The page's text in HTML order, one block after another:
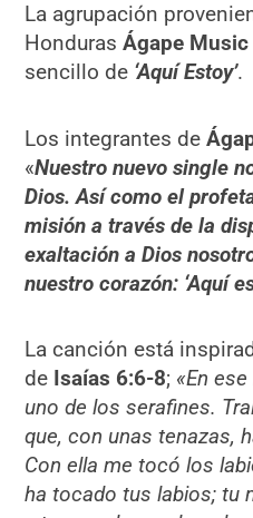
La agrupación
HondurasÁgape Music
sencillo de ‘Aquí Estoy’.
Los integrantes de
«Nuestro nuevo single
Dios. Así como el
misión a través de la
exaltación a Dios
nuestro corazón: ‘Aquí
La canción está
de Isaías 6:6-8; «En
uno de los serafines.
que, con unas tenazas,
Con ella me tocó los
ha tocado tus labios; tu